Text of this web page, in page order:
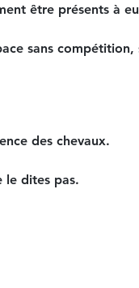
être présents à
sans compétition,
des chevaux.
le dites pas.